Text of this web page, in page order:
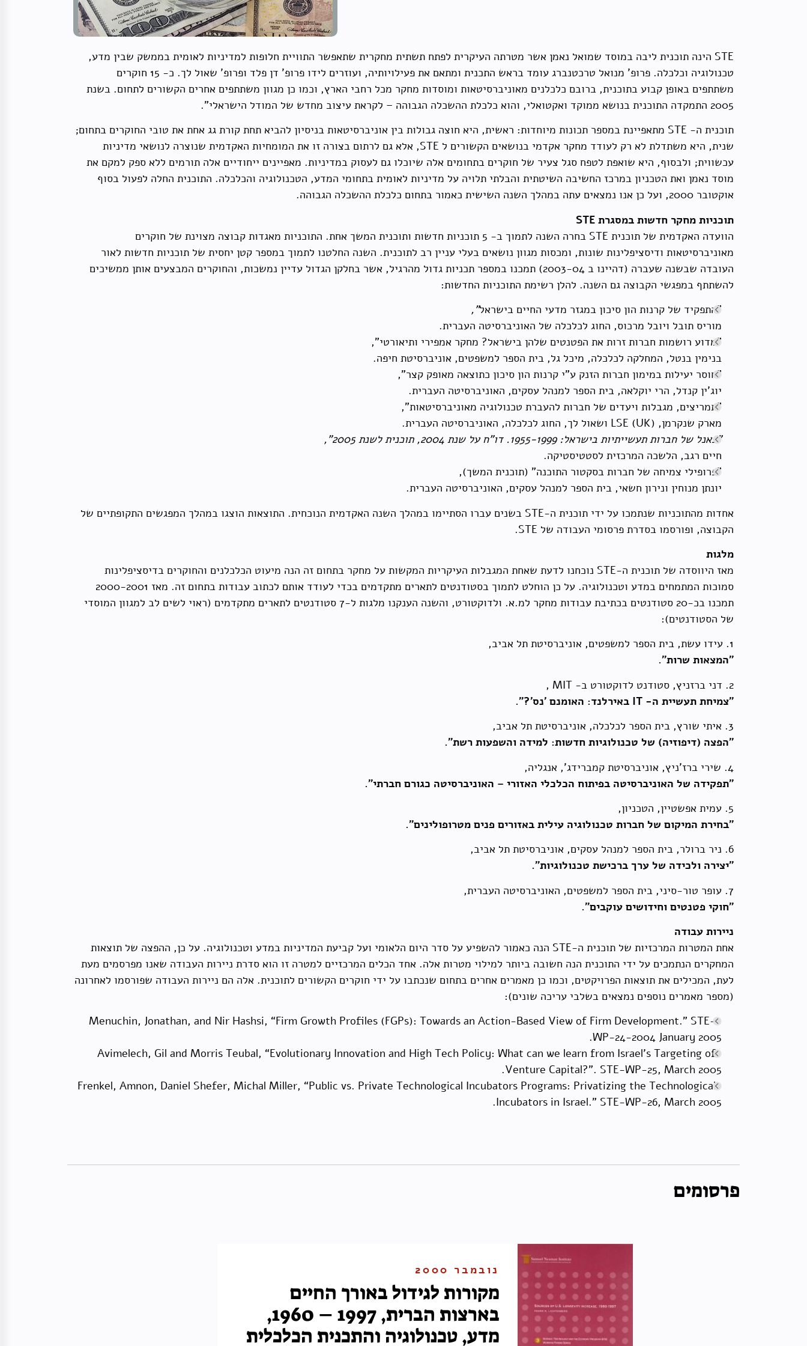
STE הינה תוכנית ליבה במוסד שמואל נאמן אשר מטרתה העיקרית לפתח תשתית מחקרית שתאפשר התוויית חלופות למדיניות לאומית בממשק שבין מדע,
טכנולוגיה וכלכלה. פרופ' מנואל טרכטנברג עומד בראש התכנית ומתאם את פעילויותיה, ועוזרים לידו פרופ' דן פלד ופרופ' שאול לך. כ- 15 חוקרים
משתתפים באופן קבוע בתוכנית, ברובם כלכלנים מאוניברסיטאות ומוסדות מחקר מכל רחבי הארץ, וכמו כן מגוון משתתפים אחרים הקשורים לתחום. בשנת
2005 התמקדה התוכנית בנושא ממוקד ואקטואלי, והוא כלכלת ההשכלה הגבוהה – לקראת עיצוב מחדש של המודל הישראלי".
תוכנית ה- STE מתאפיינת במספר תכונות מיוחדות: ראשית, היא חוצה גבולות בין אוניברסיטאות בניסיון להביא תחת קורת גג אחת את טובי החוקרים בתחום;
שנית, היא משתדלת לא רק לעודד מחקר אקדמי בנושאים הקשורים ל STE, אלא גם לרתום בצורה זו את המומחיות האקדמית שנוצרה לנושאי מדיניות
עכשווית; ולבסוף, היא שואפת לטפח סגל צעיר של חוקרים בתחומים אלה שיוכלו גם לעסוק במדיניות. מאפיינים ייחודיים אלה תורמים ללא ספק למקם את
מוסד נאמן ואת הטכניון במרכז החשיבה השיטתית והבלתי תלויה על מדיניות לאומית בתחומי המדע, הטכנולוגיה והכלכלה. התוכנית החלה לפעול בסוף
אוקטובר 2000, ועל כן אנו נמצאים עתה במהלך השנה השישית כאמור בתחום כלכלת ההשכלה הגבוהה.
תוכניות מחקר חדשות במסגרת STE
הוועדה האקדמית של תוכנית STE בחרה השנה לתמוך ב- 5 תוכניות חדשות ותוכנית המשך אחת. התוכניות מאגדות קבוצה מצוינת של חוקרים
מאוניברסיטאות ודיסציפלינות שונות, ומכסות מגוון נושאים בעלי עניין רב לתוכנית. השנה החלטנו לתמוך במספר קטן יחסית של תוכניות חדשות לאור
העובדה שבשנה שעברה (דהיינו ב 2003-04) תמכנו במספר תכניות גדול מהרגיל, אשר בחלקן הגדול עדיין נמשכות, והחוקרים המבצעים אותן ממשיכים
להשתתף במפגשי הקבוצה גם השנה. להלן רשימת התוכניות החדשות:
"התפקיד של קרנות הון סיכון במגזר מדעי החיים בישראל",
מוריס תובל ויובל מרכוס, החוג לכלכלה של האוניברסיטה העברית.
"מדוע רושמות חברות זרות את הפטנטים שלהן בישראל? מחקר אמפירי ותיאורטי",
בנימין בנטל, המחלקה לכלכלה, מיכל גל, בית הספר למשפטים, אוניברסיטת חיפה.
"חוסר יעילות במימון חברות הזנק ע"י קרנות הון סיכון כתוצאה מאופק קצר",
יוג'ין קנדל, הרי יוקלאה, בית הספר למנהל עסקים, האוניברסיטה העברית.
"תמריצים, מגבלות ויעדים של חברות להעברת טכנולוגיה מאוניברסיטאות",
מארק שנקרמן, (LSE (UK ושאול לך, החוג לכלכלה, האוניברסיטה העברית.
"פאנל של חברות תעשייתיות בישראל: 1955-1999. דו"ח על שנת 2004, תוכנית לשנת 2005",
חיים רגב, הלשכה המרכזית לסטטיסטיקה.
"פרופילי צמיחה של חברות בסקטור התוכנה" (תוכנית המשך),
יונתן מנוחין ונירון חשאי, בית הספר למנהל עסקים, האוניברסיטה העברית.
אחדות מהתוכניות שנתמכו על ידי תוכנית ה-STE בשנים עברו הסתיימו במהלך השנה האקדמית הנוכחית. התוצאות הוצגו במהלך המפגשים התקופתיים של
הקבוצה, ופורסמו בסדרת פרסומי העבודה של STE.
מלגות
מאז היווסדה של תוכנית ה-STE נוכחנו לדעת שאחת המגבלות העיקריות המקשות על מחקר בתחום זה הנה מיעוט הכלכלנים והחוקרים בדיסציפלינות
סמוכות המתמחים במדע וטכנולוגיה. על כן הוחלט לתמוך בסטודנטים לתארים מתקדמים בכדי לעודד אותם לכתוב עבודות בתחום זה. מאז 2000-2001
תמכנו בכ-20 סטודנטים בכתיבת עבודות מחקר למ.א. ולדוקטורט, והשנה הענקנו מלגות ל-7 סטודנטים לתארים מתקדמים (ראוי לשים לב למגוון המוסדי
של הסטודנטים):
1. עידו עשת, בית הספר למשפטים, אוניברסיטת תל אביב,
"המצאות שרות".
2. דני ברזניץ, סטודנט לדוקטורט ב- MIT ,
"צמיחת תעשיית ה- IT באירלנד: האומנם 'נס'?".
3. איתי שורץ, בית הספר לכלכלה, אוניברסיטת תל אביב,
"הפצה (דיפוזיה) של טכנולוגיות חדשות: למידה והשפעות רשת".
4. שירי ברז'ניץ, אוניברסיטת קמברידג', אנגליה,
"תפקידה של האוניברסיטה בפיתוח הכלכלי האזורי – האוניברסיטה כגורם חברתי".
5. עמית אפשטיין, הטכניון,
"בחירת המיקום של חברות טכנולוגיה עילית באזורים פנים מטרופולינים".
6. ניר ברולר, בית הספר למנהל עסקים, אוניברסיטת תל אביב,
"יצירה ולכידה של ערך ברכישת טכנולוגיות".
7. עופר טור-סיני, בית הספר למשפטים, האוניברסיטה העברית,
"חוקי פטנטים וחידושים עוקבים".
ניירות עבודה
אחת המטרות המרכזיות של תוכנית ה-STE הנה כאמור להשפיע על סדר היום הלאומי ועל קביעת המדיניות במדע וטכנולוגיה. על כן, ההפצה של תוצאות
המחקרים הנתמכים על ידי התוכנית הנה חשובה ביותר למילוי מטרות אלה. אחד הכלים המרכזיים למטרה זו הוא סדרת ניירות העבודה שאנו מפרסמים מעת
לעת, המכילים את תוצאות הפרויקטים, וכמו כן מאמרים אחרים בתחום שנכתבו על ידי חוקרים הקשורים לתוכנית. אלה הם ניירות העבודה שפורסמו לאחרונה
(מספר מאמרים נוספים נמצאים בשלבי עריכה שונים):
· Menuchin, Jonathan, and Nir Hashsi, “Firm Growth Profiles (FGPs): Towards an Action-Based View of Firm Development.” STE-
WP-24-2004 January 2005.
· Avimelech, Gil and Morris Teubal, “Evolutionary Innovation and High Tech Policy: What can we learn from Israel’s Targeting of
Venture Capital?”. STE-WP-25, March 2005.
· Frenkel, Amnon, Daniel Shefer, Michal Miller, “Public vs. Private Technological Incubators Programs: Privatizing the Technological
Incubators in Israel.” STE-WP-26, March 2005.
פרסומים
נובמבר 2000
מקורות לגידול באורך החיים
בארצות הברית, 1997 – 1960,
מדע, טכנולוגיה והתכנית הכלכלית